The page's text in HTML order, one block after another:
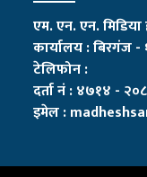
एम. एन. एन. मिडिया
कार्यालय : बिरगंज -
टेलिफोन :
दर्ता नं : ४७१४ -
इमेल :